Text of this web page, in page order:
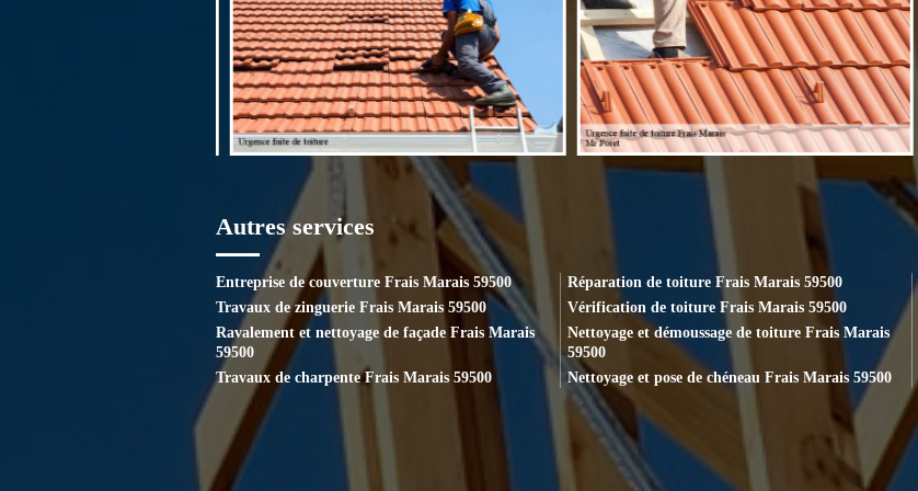
Autres services
Entreprise de couverture Frais Marais 59500
Travaux de zinguerie Frais Marais 59500
Ravalement et nettoyage de façade Frais Marais
59500
Travaux de charpente Frais Marais 59500
Réparation de toiture Frais Marais 59500
Vérification de toiture Frais Marais 59500
Nettoyage et démoussage de toiture Frais Marais
59500
Nettoyage et pose de chéneau Frais Marais 59500